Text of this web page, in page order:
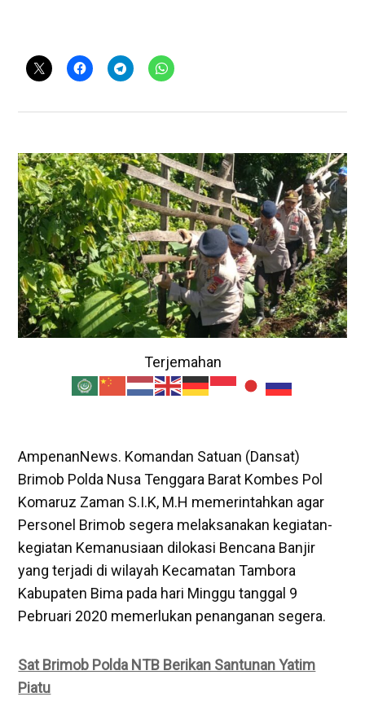
Terjemahan
AmpenanNews. Komandan Satuan (Dansat)
Brimob Polda Nusa Tenggara Barat Kombes Pol
Komaruz Zaman S.I.K, M.H memerintahkan agar
Personel Brimob segera melaksanakan kegiatan-
kegiatan Kemanusiaan dilokasi Bencana Banjir
yang terjadi di wilayah Kecamatan Tambora
Kabupaten Bima pada hari Minggu tanggal 9
Pebruari 2020 memerlukan penanganan segera.
Sat Brimob Polda NTB Berikan Santunan Yatim
Piatu